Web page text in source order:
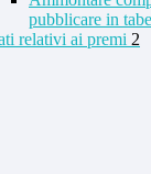
pubblicare in
relativi ai premi 2